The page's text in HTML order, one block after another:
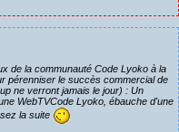
de la communauté Code Lyoko à la
pérenniser le succès commercial de
ne verront jamais le jour) : Un
WebTVCode Lyoko, ébauche d'une
la suite